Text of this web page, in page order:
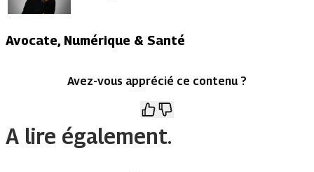
Avocate, Numérique & Santé
Avez-vous apprécié ce contenu ?
A lire également.